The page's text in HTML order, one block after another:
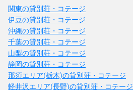
関東の貸別荘・コテージ
伊豆の貸別荘・コテージ
沖縄の貸別荘・コテージ
千葉の貸別荘・コテージ
山梨の貸別荘・コテージ
静岡の貸別荘・コテージ
那須エリア(栃木)の貸別荘・コテージ
軽井沢エリア(長野)の貸別荘・コテージ